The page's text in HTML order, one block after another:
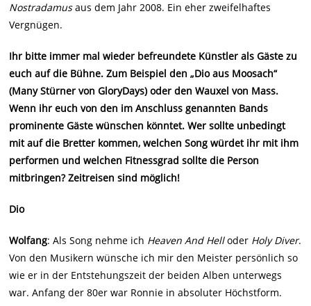
Nostradamusaus dem Jahr 2008. Ein eher zweifelhaftes
Vergnügen.
Ihr bitte immer mal wieder befreundete Künstler als Gäste zu
euch auf die Bühne. Zum Beispiel den „Dio aus Moosach“
(Many Stürner von GloryDays) oder den Wauxel von Mass.
Wenn ihr euch von den im Anschluss genannten Bands
prominente Gäste wünschen könntet. Wer sollte unbedingt
mit auf die Bretter kommen, welchen Song würdet ihr mit ihm
performen und welchen Fitnessgrad sollte die Person
mitbringen? Zeitreisen sind möglich!
Dio
Wolfang: Als Song nehme ich Heaven And Helloder Holy Diver.
Von den Musikern wünsche ich mir den Meister persönlich so
wie er in der Entstehungszeit der beiden Alben unterwegs
war. Anfang der 80er war Ronnie in absoluter Höchstform.